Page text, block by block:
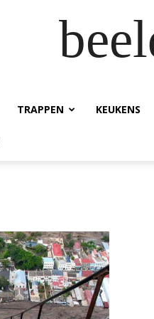
TRAPPEN KEUKENS